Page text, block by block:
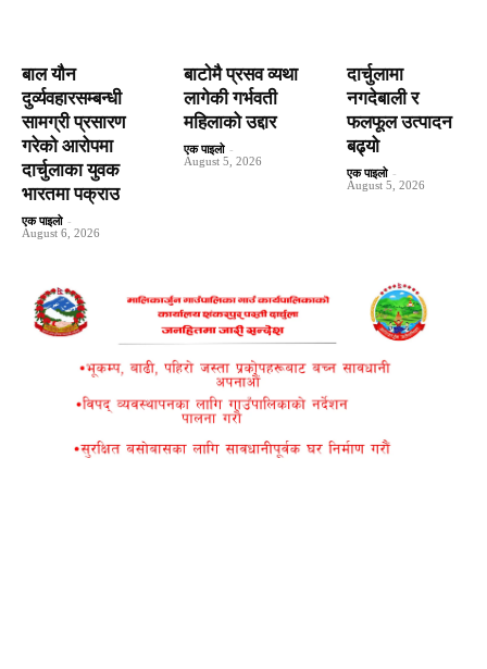
बाल यौन
दुर्व्यवहारसम्बन्धी
सामग्री प्रसारण
गरेको आरोपमा
दार्चुलाका युवक
भारतमा पक्राउ
एक पाइलो -
August 6, 2026
बाटाेमै प्रसव व्यथा
लागेकी गर्भवती
महिलाको उद्दार
एक पाइलो -
August 5, 2026
दार्चुलामा
नगदेबाली र
फलफूल उत्पादन
बढ्यो
एक पाइलो -
August 5, 2026